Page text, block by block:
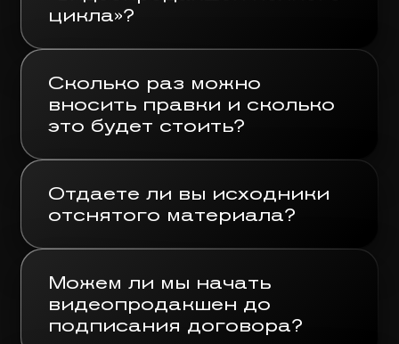
наложение спецэффектов.
аренда локаций;
оборудования, декораций,
реквизита;
сложность монтажа,
сроки проекта.
цикла»?
препродакшен (подписание
документов, разработка
съемкам);
продакшен (собственно
съемочный процесс);
постпродакшен (монтаж,
озвучка, обработка видео).
Сколько раз можно
вносить правки и сколько
это будет стоить?
Отдаете ли вы исходники
отснятого материала?
Можем ли мы начать
видеопродакшен до
подписания договора?